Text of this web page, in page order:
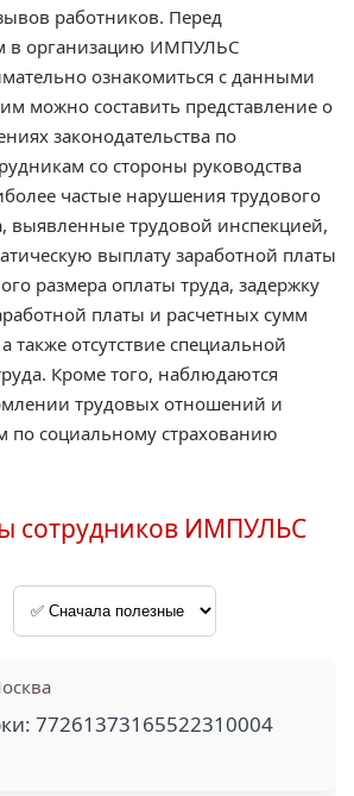
работников. Перед
в организацию ИМПУЛЬС
ознакомиться с данными
можно составить представление о
законодательства по
со стороны руководства
частые нарушения трудового
выявленные трудовой инспекцией,
выплату заработной платы
размера оплаты труда, задержку
платы и расчетных сумм
также отсутствие специальной
Кроме того, наблюдаются
трудовых отношений и
социальному страхованию
сотрудников ИМПУЛЬС
77261373165522310004